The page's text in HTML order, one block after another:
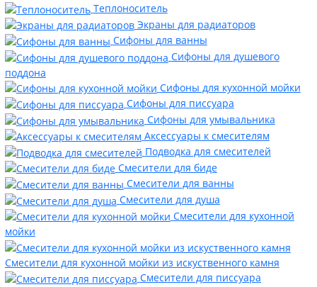
Теплоноситель
Экраны для радиаторов
Сифоны для ванны
Сифоны для душевого
поддона
Сифоны для кухонной мойки
Сифоны для писсуара
Сифоны для умывальника
Аксессуары к смесителям
Подводка для смесителей
Смесители для биде
Смесители для ванны
Смесители для душа
Смесители для кухонной
мойки
Смесители для кухонной мойки из искуственного камня
Смесители для писсуара